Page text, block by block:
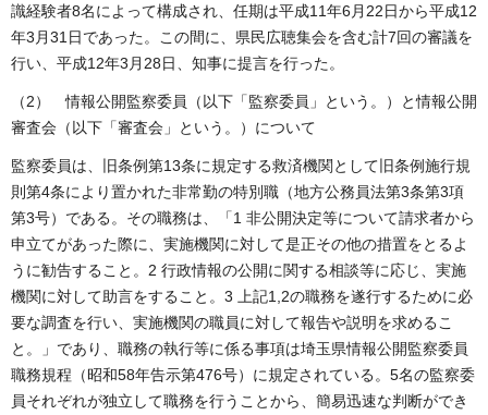
識経験者8名によって構成され、任期は平成11年6月22日から平成12
年3月31日であった。この間に、県民広聴集会を含む計7回の審議を
行い、平成12年3月28日、知事に提言を行った。
（2） 情報公開監察委員（以下「監察委員」という。）と情報公開
審査会（以下「審査会」という。）について
監察委員は、旧条例第13条に規定する救済機関として旧条例施行規
則第4条により置かれた非常勤の特別職（地方公務員法第3条第3項
第3号）である。その職務は、「1 非公開決定等について請求者から
申立てがあった際に、実施機関に対して是正その他の措置をとるよ
うに勧告すること。2 行政情報の公開に関する相談等に応じ、実施
機関に対して助言をすること。3 上記1,2の職務を遂行するために必
要な調査を行い、実施機関の職員に対して報告や説明を求めるこ
と。」であり、職務の執行等に係る事項は埼玉県情報公開監察委員
職務規程（昭和58年告示第476号）に規定されている。5名の監察委
員それぞれが独立して職務を行うことから、簡易迅速な判断ができ